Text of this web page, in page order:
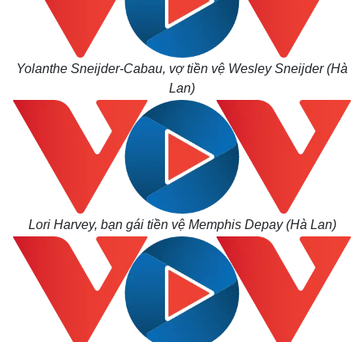
Yolanthe Sneijder-Cabau, vợ tiền vệ Wesley Sneijder (Hà
Lan)
Lori Harvey, bạn gái tiền vệ Memphis Depay (Hà Lan)